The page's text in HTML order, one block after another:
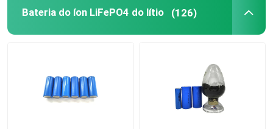
Bateria do íon LiFePO4 do lítio (126)